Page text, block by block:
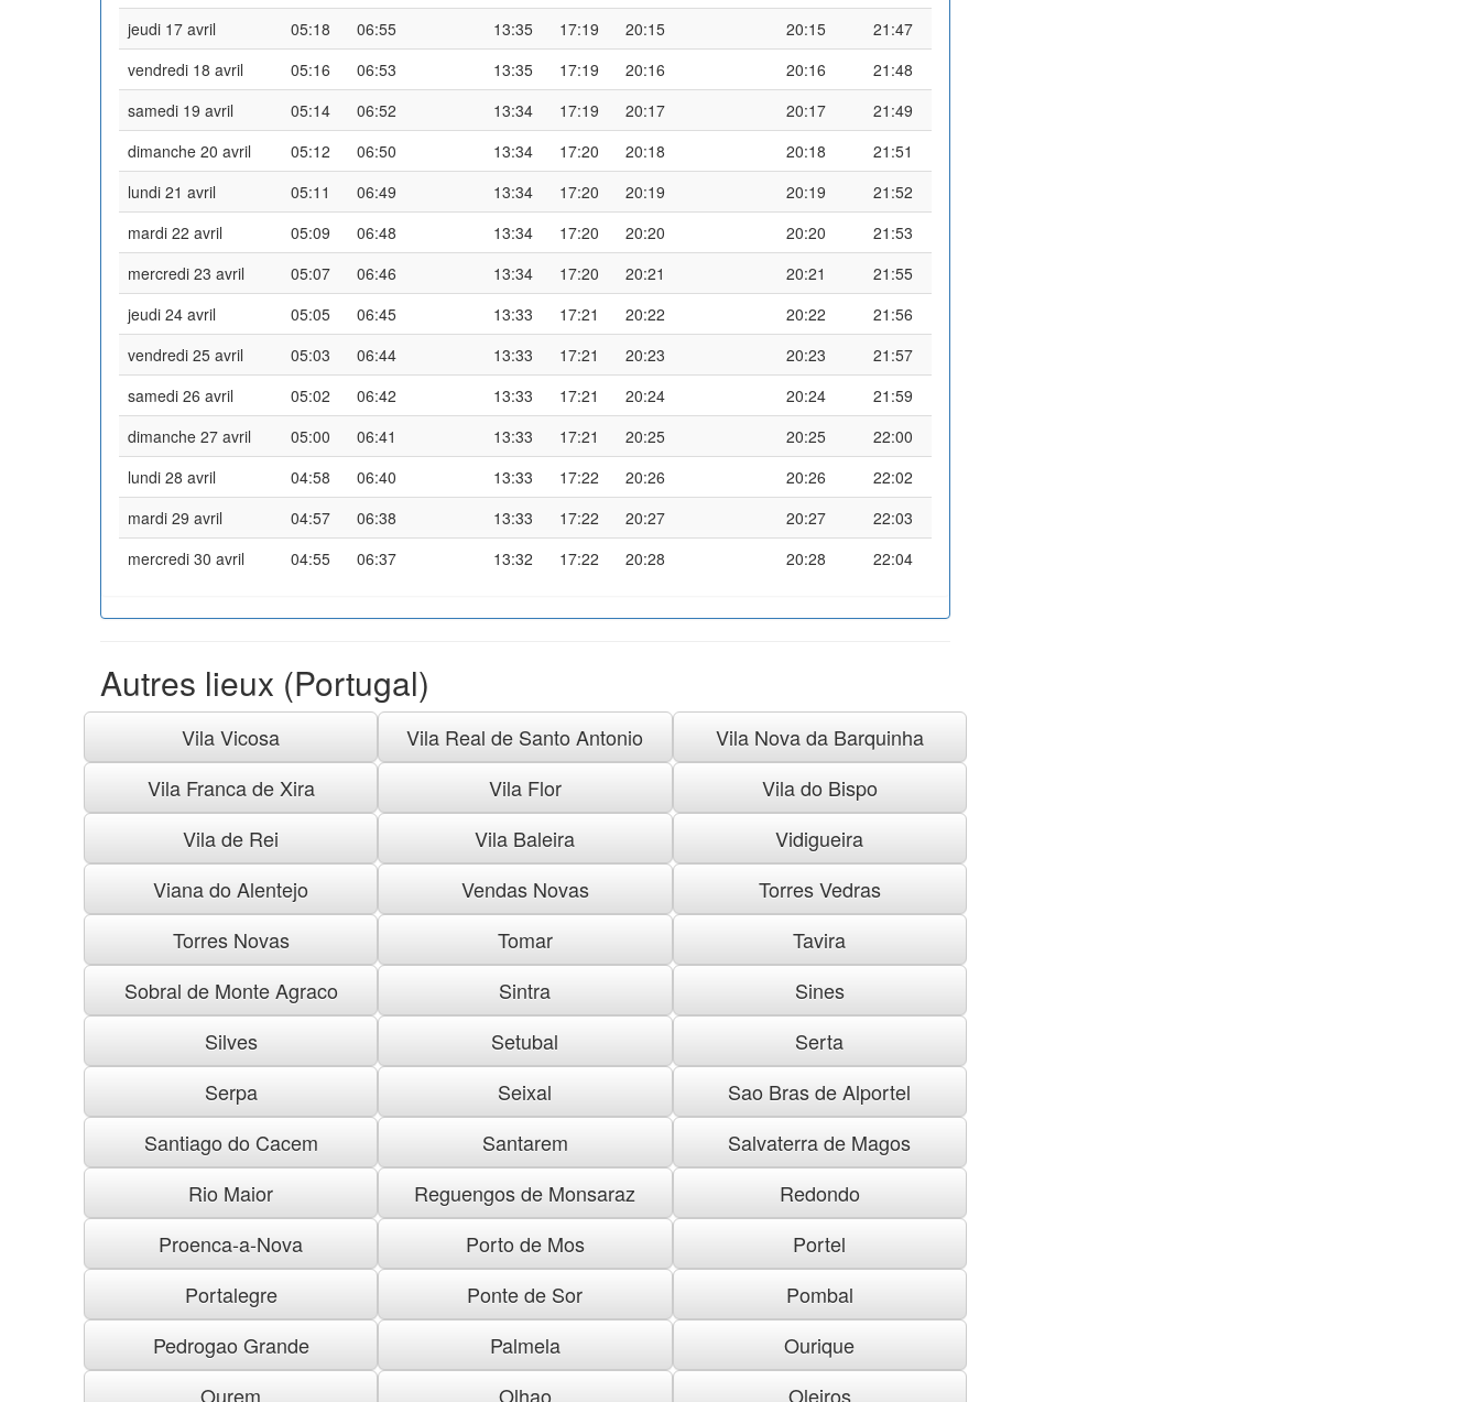
jeudi 17 avril
05:18 06:55 13:35 17:19 20:15 20:15
21:47
vendredi 18 avril
05:16 06:53 13:35 17:19 20:16 20:16
21:48
samedi 19 avril
05:14 06:52 13:34 17:19 20:17 20:17
21:49
dimanche 20 avril
05:12 06:50 13:34 17:20 20:18 20:18
21:51
lundi 21 avril
05:11 06:49 13:34 17:20 20:19 20:19
21:52
mardi 22 avril
05:09 06:48 13:34 17:20 20:20 20:20
21:53
mercredi 23 avril
05:07 06:46 13:34 17:20 20:21 20:21
21:55
jeudi 24 avril
05:05 06:45 13:33 17:21 20:22 20:22
21:56
vendredi 25 avril
05:03 06:44 13:33 17:21 20:23 20:23
21:57
samedi 26 avril
05:02 06:42 13:33 17:21 20:24 20:24
21:59
dimanche 27 avril
05:00 06:41 13:33 17:21 20:25 20:25
22:00
lundi 28 avril
04:58 06:40 13:33 17:22 20:26 20:26
22:02
mardi 29 avril
04:57 06:38 13:33 17:22 20:27 20:27
22:03
mercredi 30 avril
04:55 06:37 13:32 17:22 20:28 20:28 22:04
Autres lieux (Portugal)
Vila Vicosa Vila Real de Santo Antonio
Vila Nova da Barquinha
Vila Franca de Xira
Vila Flor
Vila do Bispo
Vila de Rei
Vila Baleira
Vidigueira
Viana do Alentejo
Vendas Novas
Torres Vedras
Torres Novas
Tomar
Tavira
Sobral de Monte Agraco
Sintra
Sines
Silves
Setubal
Serta
Serpa
Seixal
Sao Bras de Alportel
Santiago do Cacem
Santarem
Salvaterra de Magos
Rio Maior
Reguengos de Monsaraz
Redondo
Proenca-a-Nova
Porto de Mos
Portel
Portalegre
Ponte de Sor
Pombal
Pedrogao Grande
Palmela
Ourique
Ourem
Olhao Oleiros